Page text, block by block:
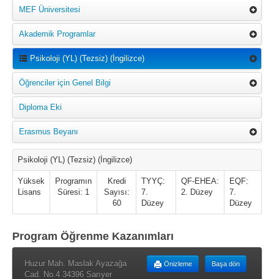
MEF Üniversitesi
Akademik Programlar
Psikoloji (YL) (Tezsiz) (İngilizce)
Öğrenciler için Genel Bilgi
Diploma Eki
Erasmus Beyanı
Psikoloji (YL) (Tezsiz) (İngilizce)
Yüksek
Lisans
Programın
Süresi: 1
Kredi
Sayısı:
60
TYYÇ:
7.
Düzey
QF-EHEA:
2. Düzey
EQF:
7.
Düzey
Program Öğrenme Kazanımları
Başa dön
Önizleme
Huzur Mah. Maslak Ayazağa
Cad. No.4 34396 Sarıyer